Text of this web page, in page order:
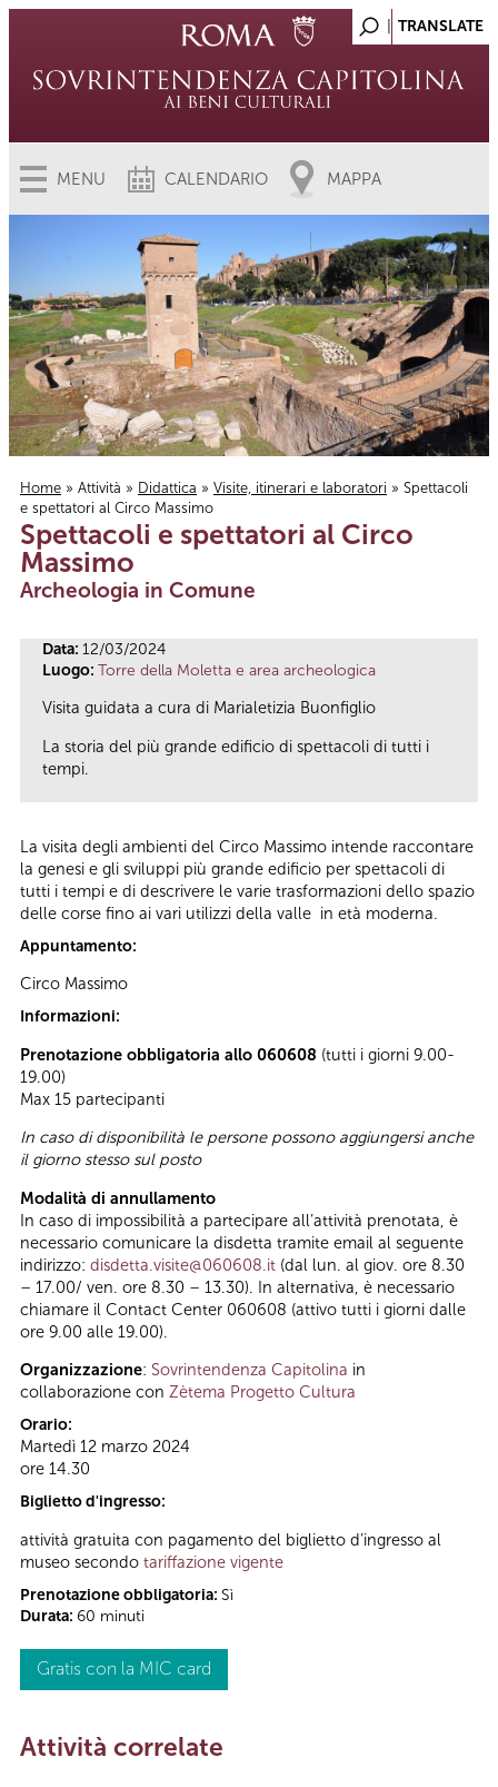
MENU CALENDARIO MAPPA
Tu sei qui
Home » Attività » Didattica » Visite, itinerari e laboratori » Spettacoli
e spettatori al Circo Massimo
Spettacoli e spettatori al Circo
Massimo
Archeologia in Comune
Data: 12/03/2024
Luogo: Torre della Moletta e area archeologica
Visita guidata a cura di Marialetizia Buonfiglio
La storia del più grande edificio di spettacoli di tutti i
tempi.
La visita degli ambienti del Circo Massimo intende raccontare
la genesi e gli sviluppi più grande edificio per spettacoli di
tutti i tempi e di descrivere le varie trasformazioni dello spazio
delle corse fino ai vari utilizzi della valle in età moderna.
Appuntamento:
Circo Massimo
Informazioni:
Prenotazione obbligatoria allo 060608 (tutti i giorni 9.00-
19.00)
Max 15 partecipanti
In caso di disponibilità le persone possono aggiungersi anche
il giorno stesso sul posto
Modalità di annullamento
In caso di impossibilità a partecipare all’attività prenotata, è
necessario comunicare la disdetta tramite email al seguente
indirizzo: disdetta.visite@060608.it (dal lun. al giov. ore 8.30
– 17.00/ ven. ore 8.30 – 13.30). In alternativa, è necessario
chiamare il Contact Center 060608 (attivo tutti i giorni dalle
ore 9.00 alle 19.00).
Organizzazione: Sovrintendenza Capitolina in
collaborazione con Zètema Progetto Cultura
Orario:
Martedì 12 marzo 2024
ore 14.30
Biglietto d'ingresso:
attività gratuita con pagamento del biglietto d’ingresso al
museo secondo tariffazione vigente
Prenotazione obbligatoria: Sì
Durata: 60 minuti
Gratis con la MIC card
Attività correlate